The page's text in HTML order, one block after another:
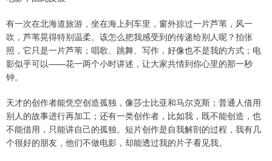
有一次在北海道旅游，坐在海上列车里，窗外掠过一片芦苇，风一
吹，芦苇晃得特别温柔。该怎么把我感受到的传递给别人呢？拍张
照，它只是一片芦苇；唱歌、跳舞、写作，好像也不是我的方式；电
影似乎可以——花一两个小时讲述，让大家共情到你心里的那一秒
钟。
天才的创作者能凭空创造孤独，像莎士比亚和马尔克斯；普通人借用
别人的故事进行再加工；还有一类创作者，比如我，既不能创造，也
不能借用，只能讲自己的孤独。短片创作是自我解剖的过程，我有几
个很好的朋友，他们不做电影，却能透过我的片子看见我。